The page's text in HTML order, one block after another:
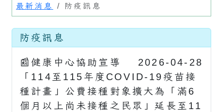
最新消息
防疫訊息
防疫訊息
2026-04-28
📰健康中心協助宣導
「114至115年度COVID-19疫苗接
種計畫」公費接種對象擴大為「滿6
個月以上尚未接種之民眾」延長至11